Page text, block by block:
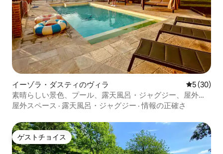
イーゾラ・ダスティのヴィラ レビュー
5 (30)
素晴らしい景色、プール、露天風呂・ジャグジー、屋外キ
ッチン
屋外スペース · 露天風呂・ジャグジー ·情報の正確さ
ゲストチョイス
ゲストチョイス